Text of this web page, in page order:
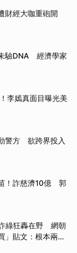
財經大咖重砲開
驗DNA 經濟學家
李嫣真面目曝光美
警方 欲跨界投入
！詐慈濟10億 郭
綠狂轟在野 網朝
」貼文：根本兩碼